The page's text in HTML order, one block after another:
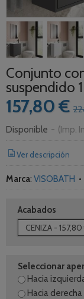
Conjunto
suspendido
157,80 €
Disponible - (Imp.
Ver descripción
Marca: VISOBATH •
Acabados
Seleccionar
Hacia
Hacia derecha